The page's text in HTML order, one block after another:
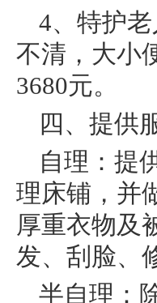
4、特护
不清，大小
3680元。
四、提供
自理：提
理床铺，并
厚重衣物及
发、刮脸、
半自理：